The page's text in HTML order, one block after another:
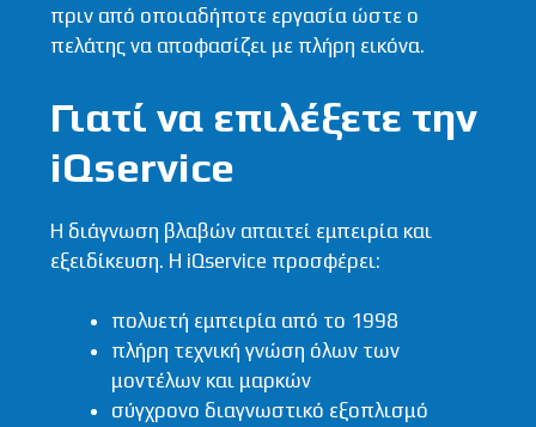
πριν από οποιαδήποτε εργασία ώστε ο
πελάτης να αποφασίζει με πλήρη εικόνα.
Γιατί να επιλέξετε την
iQservice
Η διάγνωση βλαβών απαιτεί εμπειρία και
εξειδίκευση. Η iQservice προσφέρει:
πολυετή εμπειρία από το 1998
πλήρη τεχνική γνώση όλων των
μοντέλων και μαρκών
σύγχρονο διαγνωστικό εξοπλισμό